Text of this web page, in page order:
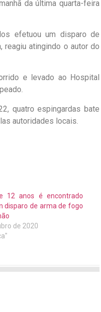
da última quarta-feira
efetuou um disparo de
reagiu atingindo o autor do
e levado ao Hospital
quatro espingardas bate
autoridades locais.
12 anos é encontrado
disparo de arma de fogo
de 2020